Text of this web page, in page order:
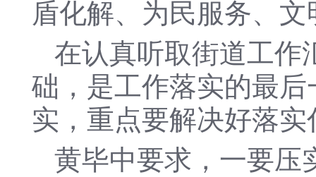
盾化解、为民服务、
在认真听取街道工作
础，是工作落实的最
实，重点要解决好落
黄毕中要求，一要压